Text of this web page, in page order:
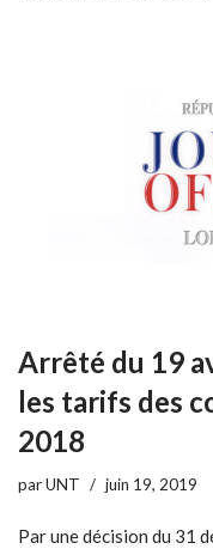
Arrêté du 19
les tarifs des
2018
parUNT juin 19, 2019
Par une décision du 31